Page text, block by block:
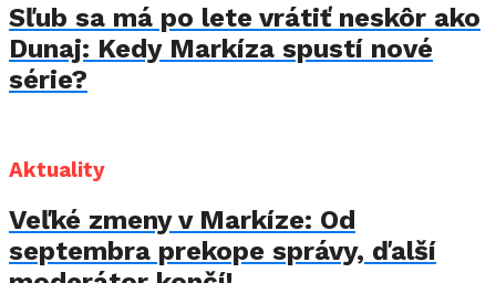
Sľub sa má po lete vrátiť neskôr ako
Dunaj: Kedy Markíza spustí nové
série?
Aktuality
Veľké zmeny v Markíze: Od
septembra prekope správy, ďalší